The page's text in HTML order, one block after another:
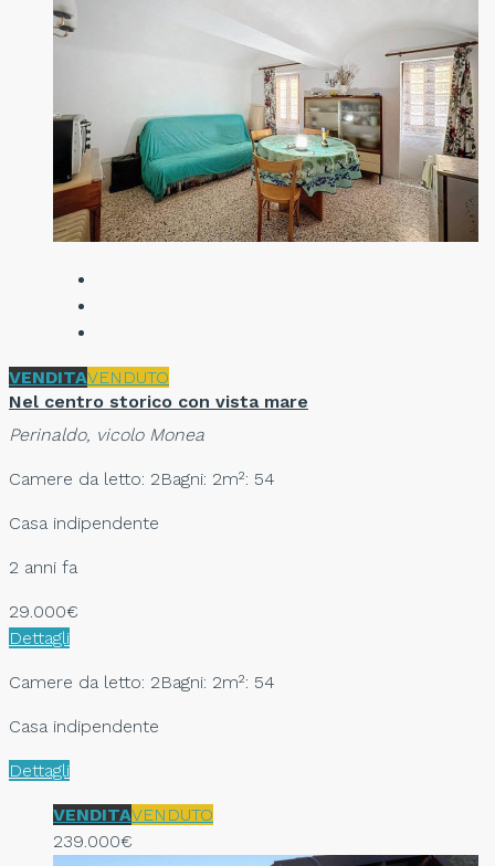
VENDITAVENDUTO
Nel centro storico con vista mare
Perinaldo, vicolo Monea
Camere da letto: 2Bagni: 2m²: 54
Casa indipendente
2 anni fa
29.000€
Dettagli
Camere da letto: 2Bagni: 2m²: 54
Casa indipendente
Dettagli
VENDITAVENDUTO
239.000€